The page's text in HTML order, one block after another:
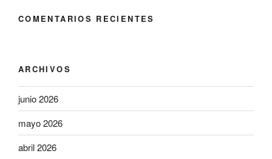
COMENTARIOS RECIENTES
ARCHIVOS
junio 2026
mayo 2026
abril 2026